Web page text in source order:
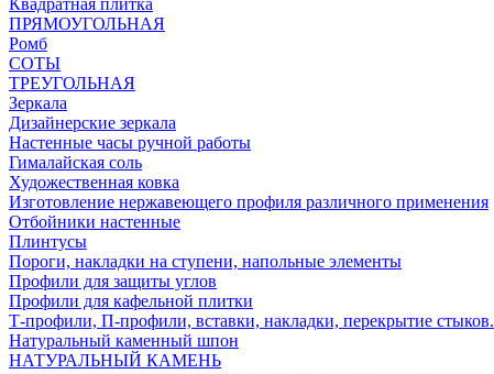
ПРЯМОУГОЛЬНАЯ
Ромб
СОТЫ
ТРЕУГОЛЬНАЯ
Зеркала
Дизайнерские зеркала
Настенные часы ручной работы
Гималайская соль
Художественная ковка
Изготовление нержавеющего профиля различного применения
Отбойники настенные
Плинтусы
Пороги, накладки на ступени, напольные элементы
Профили для защиты углов
Профили для кафельной плитки
Т-профили, П-профили, вставки, накладки, перекрытие стыков.
Натуральный каменный шпон
НАТУРАЛЬНЫЙ КАМЕНЬ